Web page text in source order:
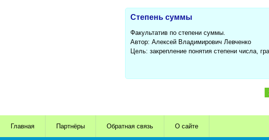
Степень суммы
Факультатив по степени суммы.
Автор: Алексей Владимирович Левченко
Цель: закрепление понятия степени числа,
Главная Партнёры Обратная связь О сайте